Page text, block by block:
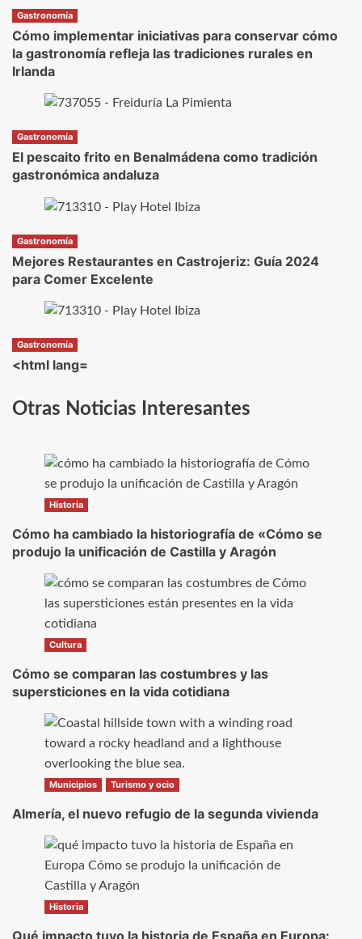
Gastronomía
Cómo implementar iniciativas para conservar cómo
la gastronomía refleja las tradiciones rurales en
Irlanda
Gastronomía
El pescaito frito en Benalmádena como tradición
gastronómica andaluza
Gastronomía
Mejores Restaurantes en Castrojeriz: Guía 2024
para Comer Excelente
Gastronomía
<html lang=
Otras Noticias Interesantes
Historia
Cómo ha cambiado la historiografía de «Cómo se
produjo la unificación de Castilla y Aragón
Cultura
Cómo se comparan las costumbres y las
supersticiones en la vida cotidiana
Municipios Turismo y ocio
Almería, el nuevo refugio de la segunda vivienda
Historia